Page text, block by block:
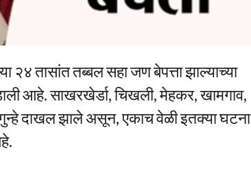
२४ तासांत तब्बल सहा जण बेपत्ता झाल्याच्या
आहे. साखरखेर्डा, चिखली, मेहकर, खामगाव,
गुन्हे दाखल झाले असून, एकाच वेळी इतक्या घटना